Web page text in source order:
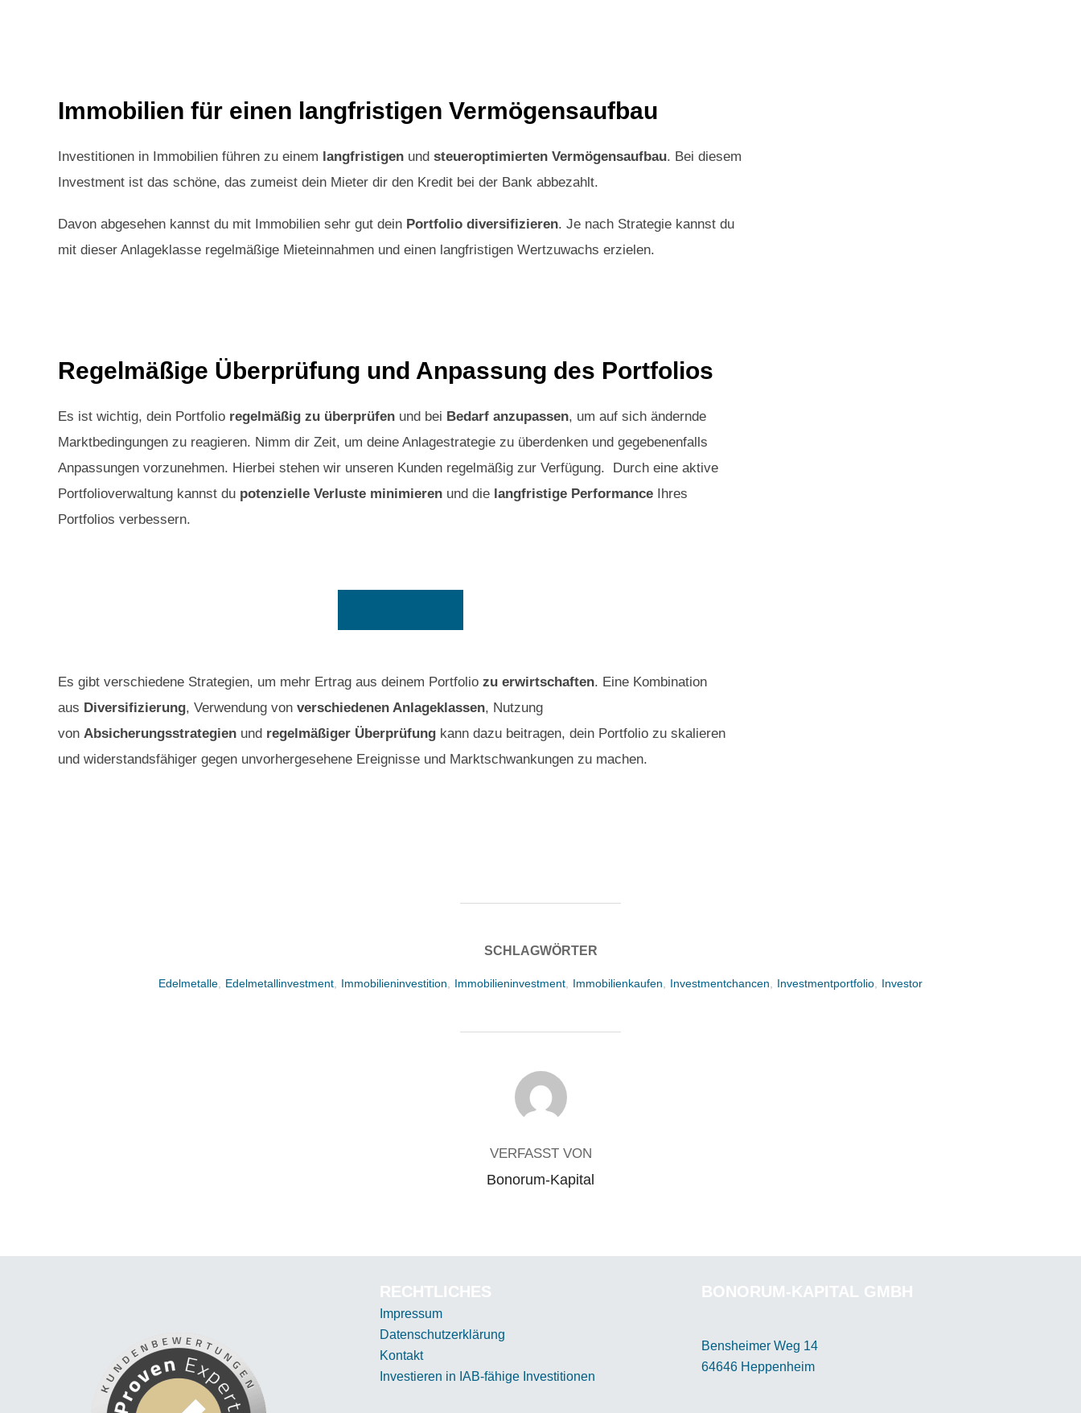
Immobilien für einen langfristigen Vermögensaufbau
Investitionen in Immobilien führen zu einem langfristigen und steueroptimierten Vermögensaufbau. Bei diesem
Investment ist das schöne, das zumeist dein Mieter dir den Kredit bei der Bank abbezahlt.
Davon abgesehen kannst du mit Immobilien sehr gut dein Portfolio diversifizieren. Je nach Strategie kannst du
mit dieser Anlageklasse regelmäßige Mieteinnahmen und einen langfristigen Wertzuwachs erzielen.
Regelmäßige Überprüfung und Anpassung des Portfolios
Es ist wichtig, dein Portfolio regelmäßig zu überprüfen und bei Bedarf anzupassen, um auf sich ändernde
Marktbedingungen zu reagieren. Nimm dir Zeit, um deine Anlagestrategie zu überdenken und gegebenenfalls
Anpassungen vorzunehmen. Hierbei stehen wir unseren Kunden regelmäßig zur Verfügung. Durch eine aktive
Portfolioverwaltung kannst du potenzielle Verluste minimieren und die langfristige Performance Ihres
Portfolios verbessern.
Es gibt verschiedene Strategien, um mehr Ertrag aus deinem Portfolio zu erwirtschaften. Eine Kombination
aus Diversifizierung, Verwendung von verschiedenen Anlageklassen, Nutzung
von Absicherungsstrategien und regelmäßiger Überprüfung kann dazu beitragen, dein Portfolio zu skalieren
und widerstandsfähiger gegen unvorhergesehene Ereignisse und Marktschwankungen zu machen.
SCHLAGWÖRTER
Edelmetalle Edelmetallinvestment Immobilieninvestition Immobilieninvestment Immobilienkaufen Investmentchancen Investmentportfolio Investor
BEITRAGSAUTOR
VERFASST VON
Bonorum-Kapital
RECHTLICHES
Impressum
Datenschutzerklärung
Kontakt
Investieren in IAB-fähige Investitionen
BONORUM-KAPITAL GMBH
Bensheimer Weg 14
64646 Heppenheim